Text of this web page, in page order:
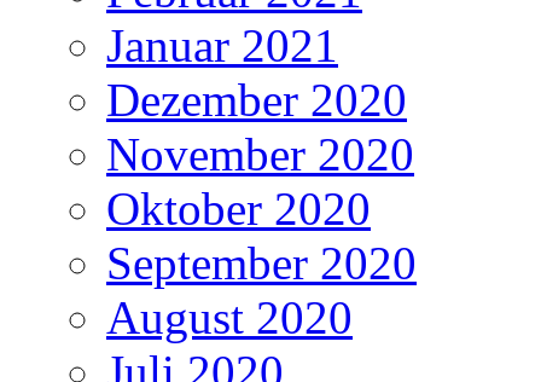
Januar 2021
Dezember 2020
November 2020
Oktober 2020
September 2020
August 2020
Juli 2020